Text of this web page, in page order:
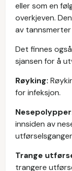
eller som en
overkjeven.
av
Det finnes
sjansen for å
Røyking:
for infeksjon.
innsiden av
Trange
trangere